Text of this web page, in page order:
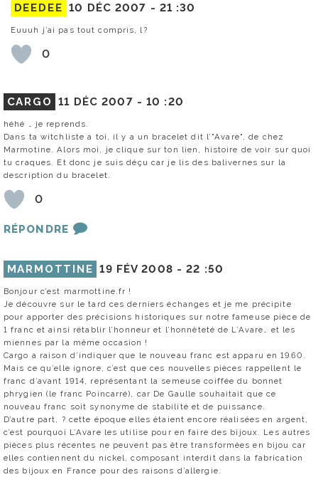
DEEDEE 10 DÉC 2007 - 21 :30
Euuuh j’ai pas tout compris, l?
0
CARGO 11 DÉC 2007 -10 :20
héhé … je reprends.
Dans ta witchliste a toi, il y a un bracelet dit l’"Avare", de chez
Marmotine. Alors moi, je clique sur ton lien, histoire de voir sur quoi
tu craques. Et donc je suis déçu car je lis des balivernes sur la
description du bracelet.
0
RÉPONDRE
MARMOTTINE 19 FÉV 2008 -22 :50
Bonjour c’est marmottine.fr !
Je découvre sur le tard ces derniers échanges et je me précipite
pour apporter des précisions historiques sur notre fameuse pièce de
1 franc et ainsi rétablir l’honneur et l’honnêteté de L’Avare… et les
miennes par la même occasion !
Cargo a raison d’indiquer que le nouveau franc est apparu en 1960.
Mais ce qu’elle ignore, c’est que ces nouvelles pièces rappellent le
franc d’avant 1914, représentant la semeuse coiffée du bonnet
phrygien (le franc Poincarré), car De Gaulle souhaitait que ce
nouveau franc soit synonyme de stabilité et de puissance.
D’autre part, ? cette époque elles étaient encore réalisées en argent,
c’est pourquoi L’Avare les utilise pour en faire des bijoux. Les autres
pièces plus récentes ne peuvent pas être transformées en bijou car
elles contiennent du nickel, composant interdit dans la fabrication
des bijoux en France pour des raisons d’allergie.